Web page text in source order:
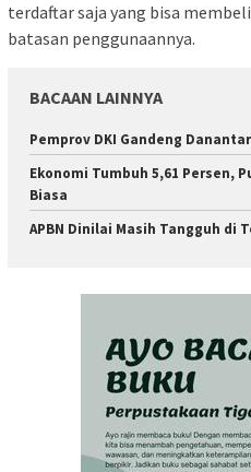
terdaftar saja yang bisa
batasan penggunaannya.
BACAAN LAINNYA
Pemprov DKI Gandeng
Ekonomi Tumbuh 5,61 Persen,
Biasa
APBN Dinilai Masih Tangguh di